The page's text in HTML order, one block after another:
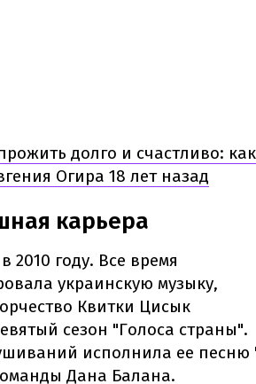
долго и счастливо:
Огира 18 лет назад
карьера
году. Все время
украинскую музыку,
Квитки Цисык
сезон "Голоса страны".
исполнила ее песню
Дана Балана.